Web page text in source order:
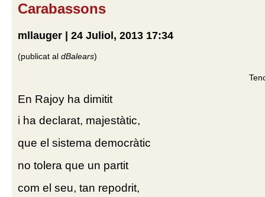
Carabassons
mllauger | 24 Juliol, 2013 17:34
(publicat al dBalears)
En Rajoy ha dimitit
i ha declarat, majestàtic,
que el sistema democràtic
no tolera que un partit
com el seu, tan repodrit,